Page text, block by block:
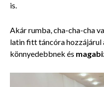
is.
Akár rumba, cha-cha-cha
latin fitt táncóra hozzájárul
könnyedebbnek és